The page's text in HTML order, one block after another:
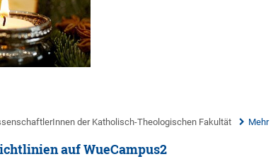
der Katholisch-Theologischen Fakultät Mehr
auf WueCampus2